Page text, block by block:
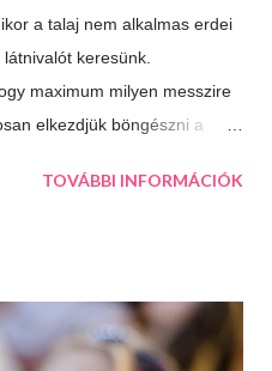
a talaj nem alkalmas erdei
keresünk.
maximum milyen messzire
elkezdjük böngészni a
következő úticélként
és kincsekben,
ápol és büszkén
TOVÁBBI INFORMÁCIÓK